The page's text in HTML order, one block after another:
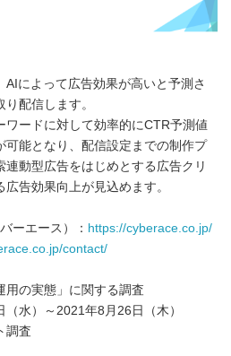
AIによって広告効果が高いと予測さ
配信します。
ワードに対して効率的にCTR予測値
可能となり、配信設定までの制作プ
連動型広告をはじめとする広告クリ
告効果向上が見込めます。
ーエース）： https://cyberace.co.jp/
contact/
用の実態」に関する調査
（水）～2021年8月26日（木）
調査